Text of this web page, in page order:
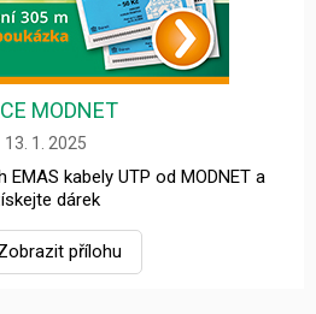
MODNET
13. 1. 2025
kabely UTP od MODNET a
dárek
přílohu